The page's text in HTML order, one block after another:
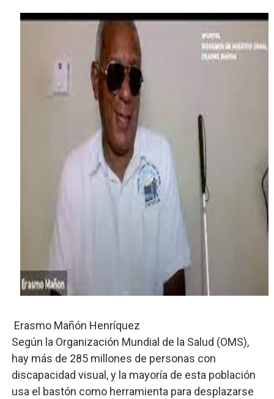
Graduación XII Promoción Servicio Militar Voluntario
Fellito Suberví asegura en Carolina Mejía RD tiene la
Hipótesis policial sobre atentado a balazos en la
CESDN urge fortalecer el sistema eléctrico ante
Cacerolazos, gomas quemadas y bombas
Roberto Ángel Salcedo anuncia festival cultural para
Roberto Ángel Salcedo anuncia festival cultural para
Lee Ballester a los que se forman como agentes
Operativo Interinstitucional “Compromiso Ambiental
Trabajadores de la prensa y Obispado de la Provincia
Ministerio de Cultura anuncia ganadores de Premios
Más de 180 dirigentes sindicales de las Américas se
Restaurante Amigos es reconocido por sus cuatro
Banco Popular escala 17 posiciones en los mil
Erasmo Mañón Henríquez
Según la Organización Mundial de la Salud (OMS),
hay más de 285 millones de personas con
discapacidad visual, y la mayoría de esta población
usa el bastón como herramienta para desplazarse